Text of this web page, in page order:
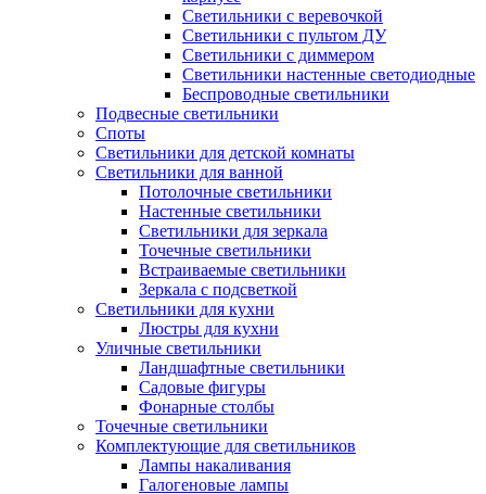
Светильники с веревочкой
Светильники с пультом ДУ
Светильники с диммером
Светильники настенные светодиодные
Беспроводные светильники
Подвесные светильники
Споты
Светильники для детской комнаты
Светильники для ванной
Потолочные светильники
Настенные светильники
Светильники для зеркала
Точечные светильники
Встраиваемые светильники
Зеркала с подсветкой
Светильники для кухни
Люстры для кухни
Уличные светильники
Ландшафтные светильники
Садовые фигуры
Фонарные столбы
Точечные светильники
Комплектующие для светильников
Лампы накаливания
Галогеновые лампы